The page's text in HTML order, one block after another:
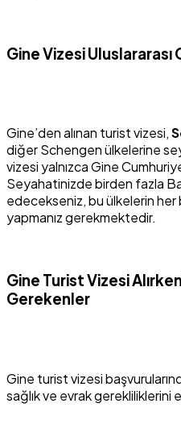
Gine Vizesi
Gine’den alınan turist vizesi,
diğer Schengen ülkelerine
vizesi yalnızca Gine
Seyahatinizde birden fazla
edecekseniz, bu ülkelerin her
yapmanız gerekmektedir.
Gine Turist Vizesi
Gerekenler
Gine turist vizesi
sağlık ve evrak